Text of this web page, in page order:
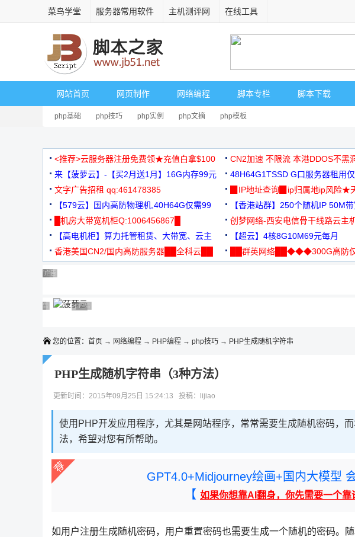
菜鸟学堂 服务器常用软件 主机测评网 在线工具
网站首页 网页制作 网络编程 脚本专栏 脚本下载
php基础 php技巧 php实例 php文摘 php模板
<推荐>云服务器注册免费领★充值白拿$100 CN2加速 不限流 本港DDOS不黑
来【菠萝云】-【买2月送1月】16G内存99元
48H64G1TSSD G口服务器租用
3000+可免费测试
文字广告招租 qq:461478385
▉IP地址查询▉ip归属地ip风险★
【579云】国内高防物理机,40H64G仅需99
元
【香港站群】250个随机IP 50M
█机房大带宽机柜Q:1006456867█
创梦网络-西安电信骨干线路云主
88元/月
【高电机柜】算力托管租赁、大带宽、云主
机
【超云】4核8G10M69元每月
香港美国CN2/国内高防服务器██全科云██
██群英网络██◆◆◆300G高防
广告 商业广告，理性选择
广告 商业广告，理性选择
广告 商业广告，理性选择
广告 商业广告，理性选择
广告 商业广告，理性选择
广告 商业广告，理性选择
广告 商业广告，理性选择
广告 商业广告，理性选择广告 商业广告，理性选择
广告 商业广告，理性选择
您的位置： 首页 → 网络编程 → PHP编程 → php技巧 → PHP生成随机字符串
PHP生成随机字符串（3种方法）
更新时间：2015年09月25日 15:24:13 投稿：lijiao
使用PHP开发应用程序，尤其是网站程序，常常需要生成随机密码，
法，希望对您有所帮助。
GPT4.0+Midjourney绘画+国内大模型
【 如果你想靠AI翻身，你先需要一个靠
如用户注册生成随机密码，用户重置密码也需要生成一个随机的密码。